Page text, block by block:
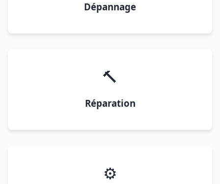
Dépannage
🔨
Réparation
⚙️